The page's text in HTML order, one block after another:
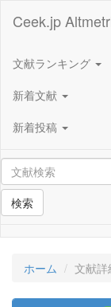
Ceek.jp
文献ランキング
新着文献
新着投稿
検索
ホーム 文献詳